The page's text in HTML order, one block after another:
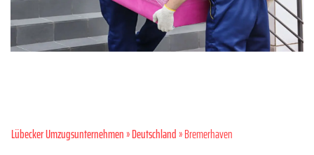
Lübecker Umzugsunternehmen»Deutschland» Bremer­haven